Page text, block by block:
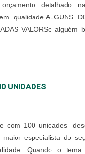
detalhado
qualidade.ALGUNS
VALORSe alguém
empresa responsável,
know-how focado
UNIDADES
com 100 unidades,
especialista do
Quando o